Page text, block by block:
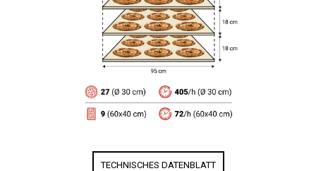
TECHNISCHES DATENBLATT